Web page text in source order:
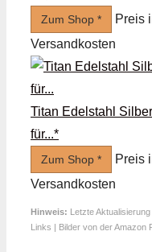
Zum Shop *
Preis
Versandkosten
Titan Edelstahl
für...*
Zum Shop *
Preis
Versandkosten
Hinweis: Letzte
Links | Bilder von der Amazon